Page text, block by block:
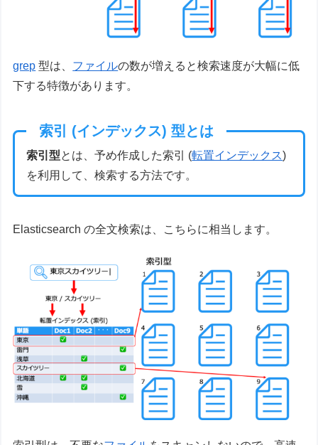
grep 型は、 ファイルの数が増えると検索速度が大幅に低
下する特徴があります。
索引 (インデックス) 型とは
索引型とは、予め作成した索引 (転置インデックス)
を利用して、検索する方法です。
Elasticsearch の全文検索は、こちらに相当します。